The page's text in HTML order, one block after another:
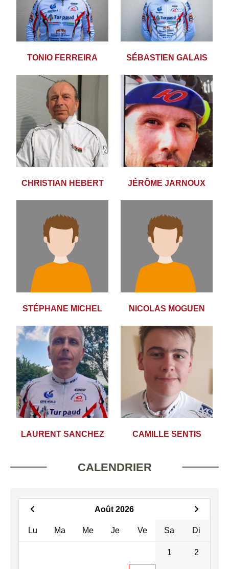
TONIO FERREIRA SÉBASTIEN GALAIS
CHRISTIAN HEBERT JÉRÔME JARNOUX
STÉPHANE MICHEL NICOLAS MOGUEN
LAURENT SANCHEZ CAMILLE SENTIS
CALENDRIER
Août 2026
Lu Ma Me Je Ve Sa Di
1 2